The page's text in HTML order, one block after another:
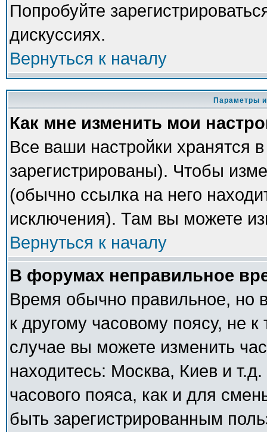
Попробуйте
дискуссиях.
Вернуться к началу
Параметры
Как мне изменить мои
Все ваши настройки хранятся
зарегистрированы). Чтобы
(обычно ссылка на него
исключения). Там вы можете
Вернуться к началу
В форумах неправильное
Время обычно правильное, но
к другому часовому поясу, не
случае вы можете изменить
находитесь: Москва, Киев и
часового пояса, как и для
быть зарегистрированным